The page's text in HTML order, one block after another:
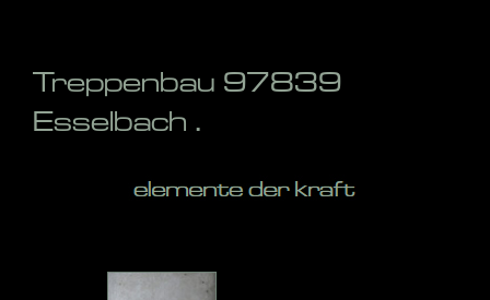
Treppenbau 97839
Esselbach .